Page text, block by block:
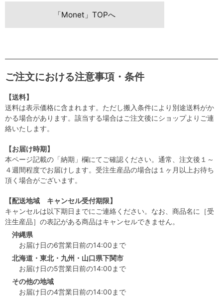
「Monet」TOPへ
ご注文における注意事項・条件
【送料】
送料は表示価格に含まれます。ただし搬入条件により別途送料がか
かる場合があります。該当する場合はご注文後にショップよりご連
絡いたします。
【お届け時期】
本ページ記載の「納期」欄にてご確認ください。通常、注文後１～
４週間程度でお届けします。受注生産品の場合は１ヶ月以上お待ち
頂く場合がございます。
【配送地域 キャンセル受付期限】
キャンセルは以下期日までにご連絡ください。なお、商品名に［受
注生産品］の表記がある商品はキャンセルできません。
沖縄県
お届け日の6営業日前の14:00まで
北海道・東北・九州・山口県下関市
お届け日の5営業日前の14:00まで
その他の地域
お届け日の4営業日前の14:00まで